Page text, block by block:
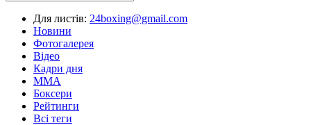
Для листів: 24boxing@gmail.com
Новини
Фотогалерея
Відео
Кадри дня
ММА
Боксери
Рейтинги
Всі теги